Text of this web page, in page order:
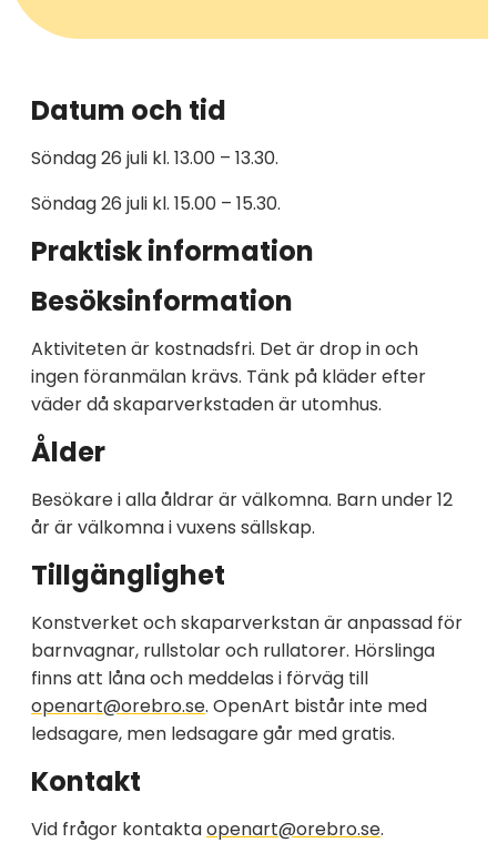
Datum och tid
Söndag 26 juli kl. 13.00 – 13.30.
Söndag 26 juli kl. 15.00 – 15.30.
Praktisk information
Besöksinformation
Aktiviteten är kostnadsfri. Det är drop in och
ingen föranmälan krävs. Tänk på kläder efter
väder då skaparverkstaden är utomhus.
Ålder
Besökare i alla åldrar är välkomna. Barn under 12
år är välkomna i vuxens sällskap.
Tillgänglighet
Konstverket och skaparverkstan är anpassad för
barnvagnar, rullstolar och rullatorer. Hörslinga
finns att låna och meddelas i förväg till
openart@orebro.se. OpenArt bistår inte med
ledsagare, men ledsagare går med gratis.
Kontakt
Vid frågor kontaktaopenart@orebro.se.